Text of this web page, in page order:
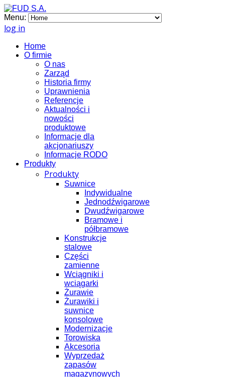
Menu:
log in
Home
O firmie
O nas
Zarząd
Historia firmy
Uprawnienia
Referencje
Aktualności i
nowości
produktowe
Informacje dla
akcjonariuszy
Informacje RODO
Produkty
Produkty
Suwnice
Indywidualne
Jednodźwigarowe
Dwudźwigarowe
Bramowe i
półbramowe
Konstrukcje
stalowe
Części
zamienne
Wciągniki i
wciągarki
Żurawie
Żurawiki i
suwnice
konsolowe
Modernizacje
Torowiska
Akcesoria
Wyprzedaż
zapasów
magazynowych